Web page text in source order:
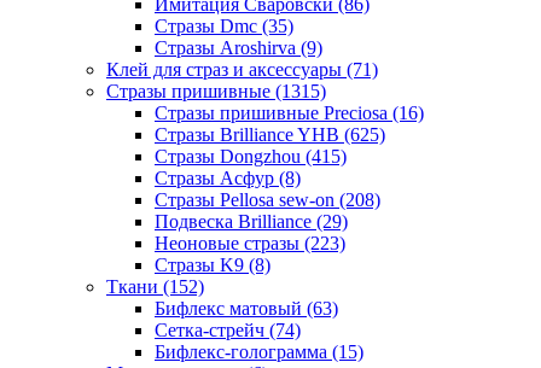
Имитация Сваровски (86)
Стразы Dmc (35)
Стразы Aroshirva (9)
Клей для страз и аксессуары (71)
Стразы пришивные (1315)
Стразы пришивные Preciosa (16)
Стразы Brilliance YHB (625)
Стразы Dongzhou (415)
Стразы Асфур (8)
Стразы Pellosa sew-on (208)
Подвеска Brilliance (29)
Неоновые стразы (223)
Стразы K9 (8)
Ткани (152)
Бифлекс матовый (63)
Сетка-стрейч (74)
Бифлекс-голограмма (15)